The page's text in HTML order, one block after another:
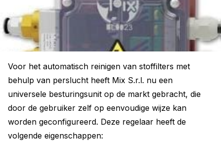
Voor het automatisch reinigen van stoffilters met
behulp van perslucht heeft Mix S.r.l. nu een
universele besturingsunit op de markt gebracht, die
door de gebruiker zelf op eenvoudige wijze kan
worden geconfigureerd. Deze regelaar heeft de
volgende eigenschappen: